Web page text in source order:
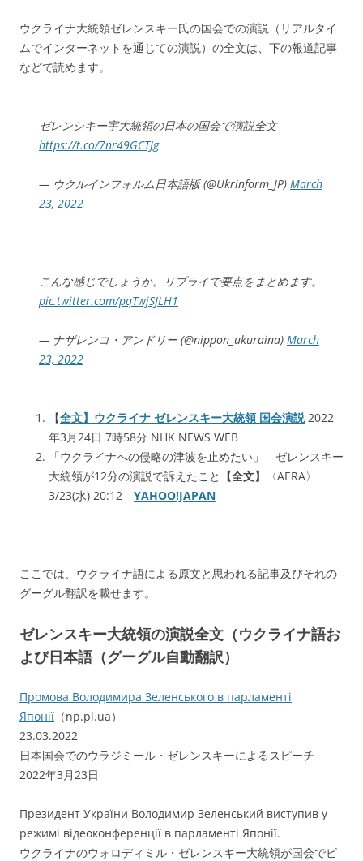
ウクライナ大統領ゼレンスキー氏の国会での演説（リアルタイ
ムでインターネットを通じての演説）の全文は、下の報道記事
などで読めます。
ゼレンシキー宇大統領の日本の国会で演説全文
https://t.co/7nr49GCTJg
— ウクルインフォルム日本語版 (@Ukrinform_JP) March
23, 2022
こんな感じでしょうか。リプライで要点をまとめます。
pic.twitter.com/pqTwjSJLH1
— ナザレンコ・アンドリー (@nippon_ukuraina) March
23, 2022
【全文】ウクライナ ゼレンスキー大統領 国会演説2022
年3月24日 7時58分 NHK NEWS WEB
「ウクライナへの侵略の津波を止めたい」 ゼレンスキー
大統領が12分の演説で訴えたこと 【全文】
〈AERA〉
3/23(水) 20:12 YAHOO!JAPAN
ここでは、ウクライナ語による原文と思われる記事及びそれの
グーグル翻訳を載せます。
ゼレンスキー大統領の演説全文（ウクライナ語お
よび日本語（グーグル自動翻訳）
Промова Володимира Зеленського в парламенті
Японії （np.pl.ua）
23.03.2022
日本国会でのウラジミール・ゼレンスキーによるスピーチ
2022年3月23日
Президент України Володимир Зеленський виступив у
режимі відеоконференції в парламенті Японії.
ウクライナのウォロディミル・ゼレンスキー大統領が国会でビ